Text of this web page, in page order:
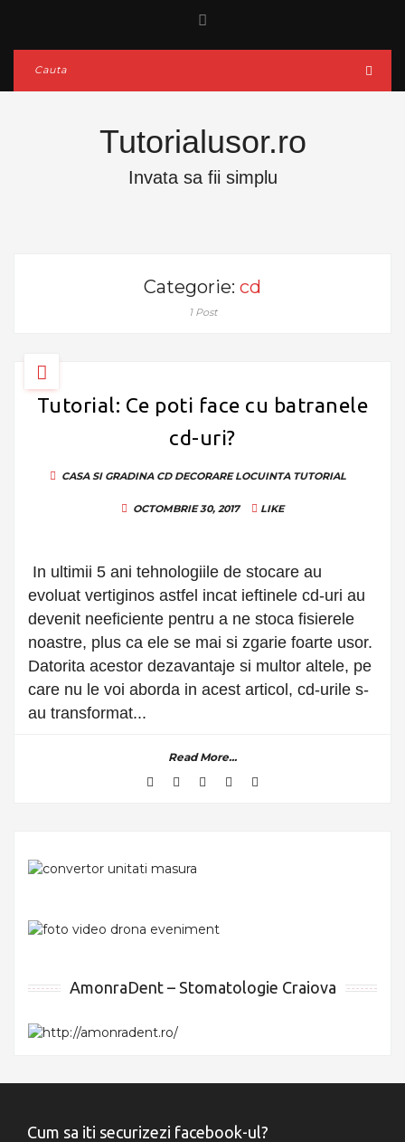
Tutorialusor.ro
Invata sa fii simplu
Categorie: cd
1 Post
Tutorial: Ce poti face cu batranele
cd-uri?
CASA SI GRADINA CD DECORARE LOCUINTA TUTORIAL
OCTOMBRIE 30, 2017 LIKE
In ultimii 5 ani tehnologiile de stocare au
evoluat vertiginos astfel incat ieftinele cd-uri au
devenit neeficiente pentru a ne stoca fisierele
noastre, plus ca ele se mai si zgarie foarte usor.
Datorita acestor dezavantaje si multor altele, pe
care nu le voi aborda in acest articol, cd-urile s-
au transformat...
Read More...
AmonraDent – Stomatologie Craiova
Cum sa iti securizezi facebook-ul?